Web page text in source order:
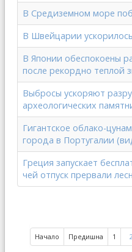
В Средиземном море
В Швейцарии
В Японии обеспокоены
после рекордно теплой
Выбросы ускоряют
археологических
Гигантское облако-
города в Португалии
Греция запускает
чей отпуск прервали
Начало Предишна 1